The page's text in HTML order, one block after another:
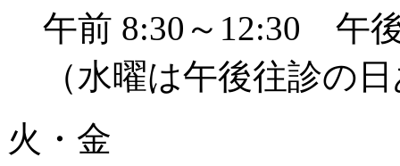
午前 8:30～12:30 午
（水曜は午後往診の
火・金